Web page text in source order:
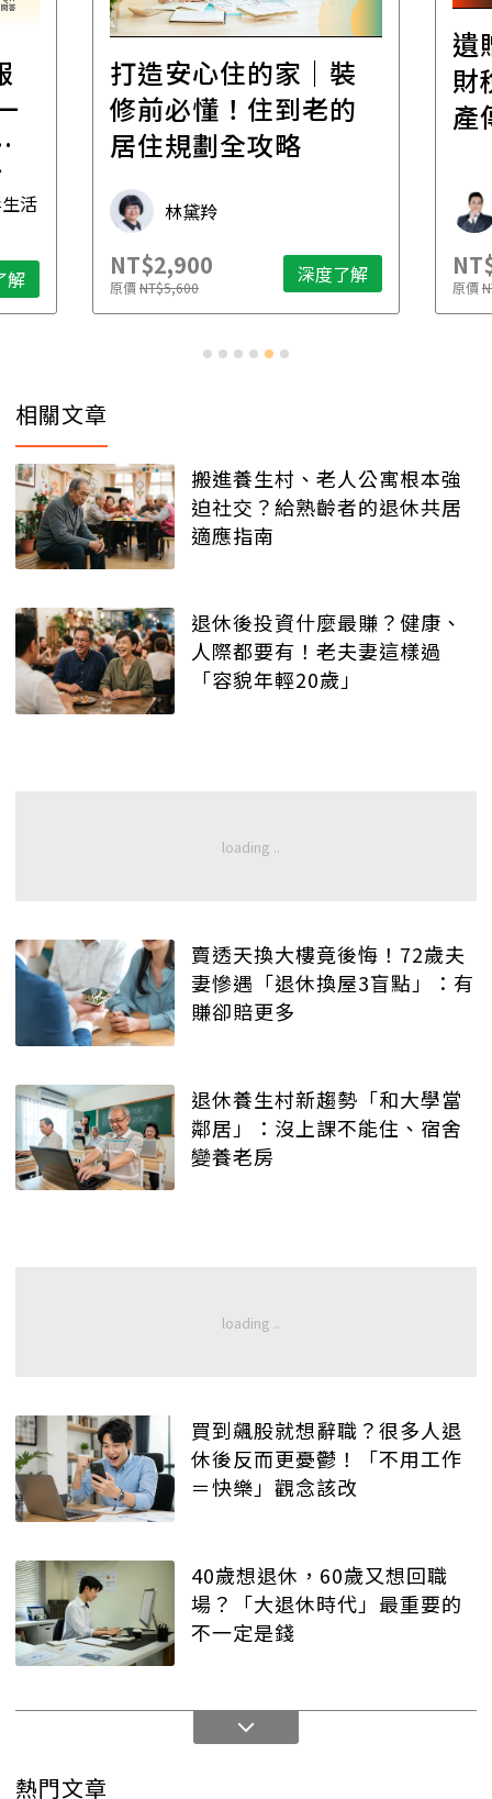
活
解
打造安心住的家｜裝
修前必懂！住到老的
居住規劃全攻略
林黛羚
NT$2,900
原價NT$5,600 深度了解
遺
財
產
原價
相關文章
搬進養生村、老人公寓根本強
迫社交？給熟齡者的退休共居
適應指南
退休後投資什麼最賺？健康、
人際都要有！老夫妻這樣過
「容貌年輕20歲」
賣透天換大樓竟後悔！72歲夫
妻慘遇「退休換屋3盲點」：有
賺卻賠更多
退休養生村新趨勢「和大學當
鄰居」：沒上課不能住、宿舍
變養老房
買到飆股就想辭職？很多人退
休後反而更憂鬱！「不用工作
＝快樂」觀念該改
40歲想退休，60歲又想回職
場？「大退休時代」最重要的
不一定是錢
熱門文章